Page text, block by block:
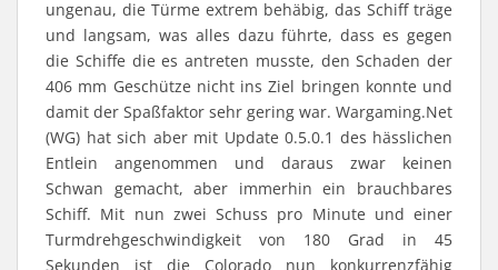
ungenau, die Türme extrem behäbig, das Schiff träge
und langsam, was alles dazu führte, dass es gegen
die Schiffe die es antreten musste, den Schaden der
406 mm Geschütze nicht ins Ziel bringen konnte und
damit der Spaßfaktor sehr gering war. Wargaming.Net
(WG) hat sich aber mit Update 0.5.0.1 des hässlichen
Entlein angenommen und daraus zwar keinen
Schwan gemacht, aber immerhin ein brauchbares
Schiff. Mit nun zwei Schuss pro Minute und einer
Turmdrehgeschwindigkeit von 180 Grad in 45
Sekunden ist die Colorado nun konkurrenzfähig